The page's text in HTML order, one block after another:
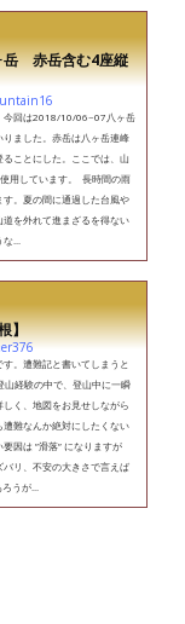
岳 赤岳含む4座縦
今回は2018/10/06~07八ヶ岳
ました。赤岳は八ヶ岳連峰
ことにした。ここでは、山
用しています。 長時間の雨
。夏の間に通過した台風や
を外れて進まざるを得ない
な...
】
。遭難記と書いてしまうと
経験の中で、登山中に一瞬
く、地図をお見せしながら
難なんか絶対にしたくない
因は ”滑落” になりますが
バリ、不安の大きさで言えば
うが...